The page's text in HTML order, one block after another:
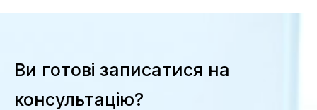
Ви готові записатися на
консультацію?